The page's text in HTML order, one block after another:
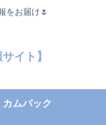
をお届け🌷
イト】
カムバック